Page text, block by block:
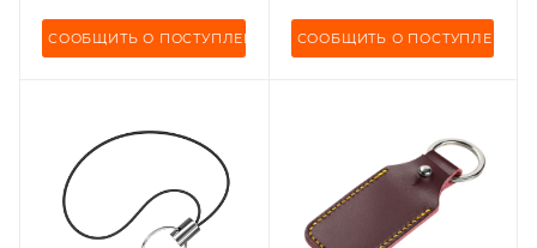
СООБЩИТЬ О ПОСТУПЛЕНИИ СООБЩИТЬ О ПОСТУПЛЕНИИ